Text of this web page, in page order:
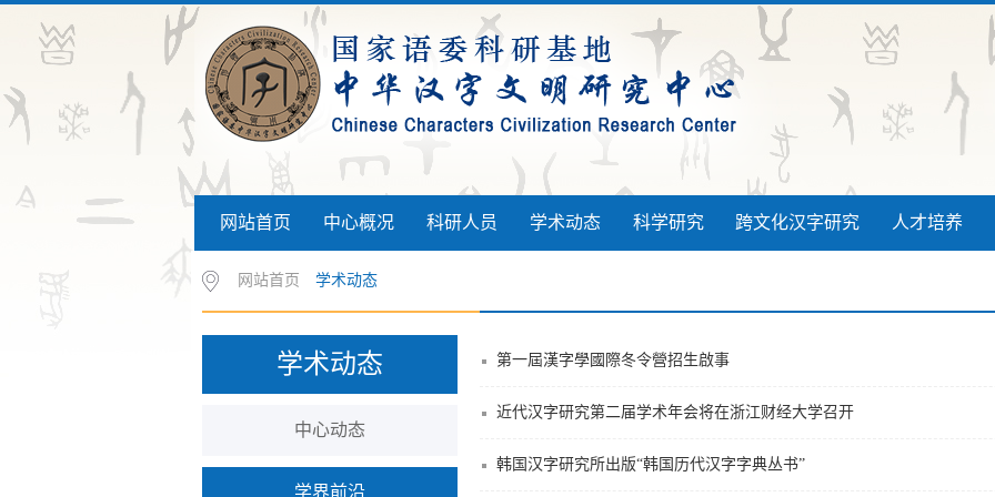
网站首页 中心概况 科研人员 学术动态 科学研究 跨文化汉字研究 人才培养
网站首页 学术动态
学术动态
中心动态
学界前沿
第一屆漢字學國際冬令營招生啟事
近代汉字研究第二届学术年会将在浙江财经大学召开
韩国汉字研究所出版“韩国历代汉字字典丛书”